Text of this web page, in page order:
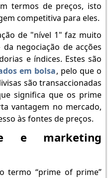
termos de preços, isto
competitiva para eles.
de "nível 1" faz muito
negociação de acções
e índices. Estes são
em bolsa, pelo que o
são transaccionadas
significa que os prime
vantagem no mercado,
às fontes de preços.
e marketing
termo “prime of prime”